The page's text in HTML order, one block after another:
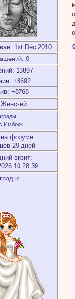
: 1st Dec 2010
0
13897
+8692
+8768
Женский
Имболк
форуме:
29 дней
визит:
10:28:39
0